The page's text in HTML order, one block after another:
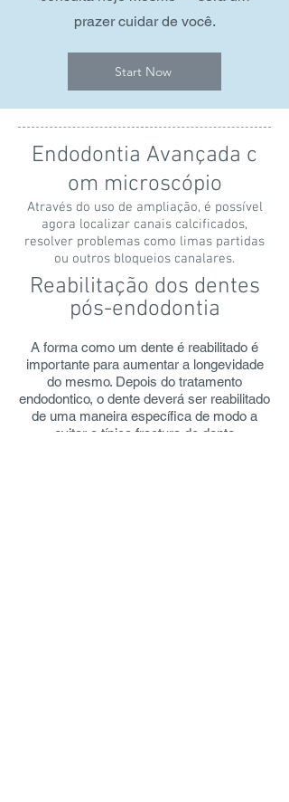
prazer cuidar de você.
Start Now
Endodontia Avançada c​
om microscópio
Através do uso de ampliação, é possível
agora localizar canais calcificados,
resolver problemas como limas partidas
ou outros bloqueios canalares.
Reabilitação dos dentes
pós-endodontia
A forma como um dente é reabilitado é
importante para aumentar a longevidade
do mesmo. Depois do tratamento
endodontico, o dente deverá ser reabilitado
de uma maneira específica de modo a
evitar a típica fractura do dente